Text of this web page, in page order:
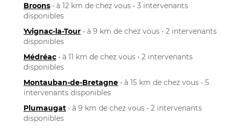
Broons • à 12 km de chez vous • 3 intervenants
disponibles
Yvignac-la-Tour • à 9 km de chez vous • 2 intervenants
disponibles
Médréac • à 11 km de chez vous • 2 intervenants
disponibles
Montauban-de-Bretagne • à 15 km de chez vous • 5
intervenants disponibles
Plumaugat • à 9 km de chez vous • 2 intervenants
disponibles